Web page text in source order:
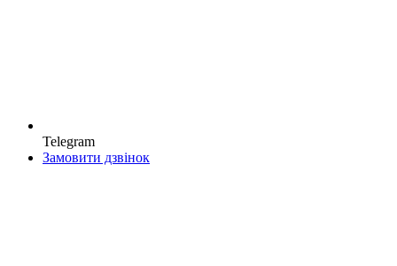
Telegram
Замовити дзвінок